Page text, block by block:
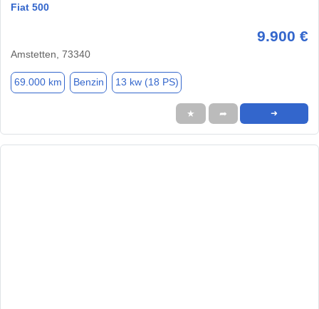
Fiat 500
9.900 €
Amstetten, 73340
69.000 km Benzin 13 kw (18 PS)
★ ➦ ➜